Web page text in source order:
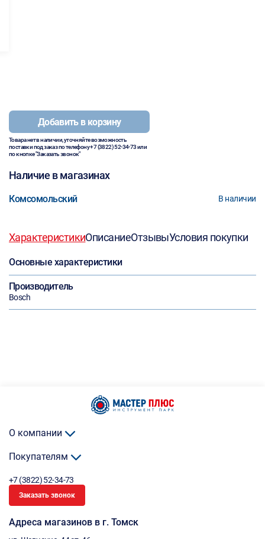
Добавить в корзину
Товара нет в наличии, уточняйте возможность
поставки под заказ по телефону+7 (3822) 52-34-73или
по кнопке "Заказать звонок"
Наличие в магазинах
Комсомольский В наличии
ХарактеристикиОписаниеОтзывыУсловия покупки
Основные характеристики
Производитель
Bosch
О компании
Покупателям
+7 (3822) 52-34-73
Заказать звонок
Адреса магазинов в г. Томск